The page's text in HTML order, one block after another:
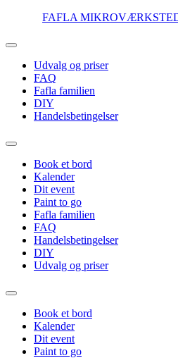
indhold
FAFLA
Udvalg og priser
FAQ
Fafla familien
DIY
Handelsbetingelser
Book et bord
Kalender
Dit event
Paint to go
Fafla familien
FAQ
Handelsbetingelser
DIY
Udvalg og priser
Book et bord
Kalender
Dit event
Paint to go